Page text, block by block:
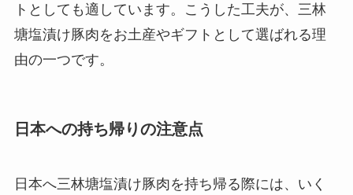
トとしても適しています。こうした工夫が、三林
塘塩漬け豚肉をお土産やギフトとして選ばれる理
由の一つです。
日本への持ち帰りの注意点
日本へ三林塘塩漬け豚肉を持ち帰る際には、いく